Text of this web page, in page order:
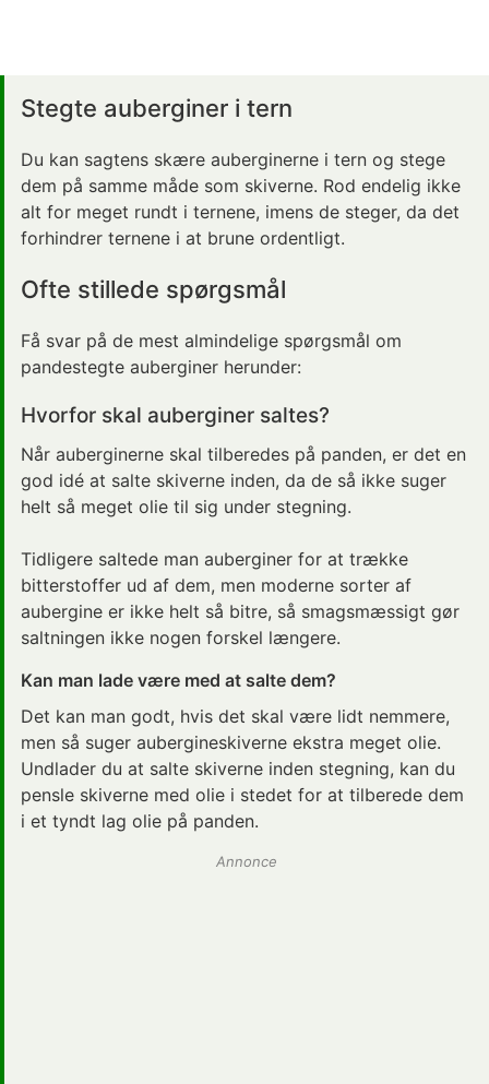
Stegte auberginer i tern
Du kan sagtens skære auberginerne i tern og stege
dem på samme måde som skiverne. Rod endelig ikke
alt for meget rundt i ternene, imens de steger, da det
forhindrer ternene i at brune ordentligt.
Ofte stillede spørgsmål
Få svar på de mest almindelige spørgsmål om
pandestegte auberginer herunder:
Hvorfor skal auberginer saltes?
Når auberginerne skal tilberedes på panden, er det en
god idé at salte skiverne inden, da de så ikke suger
helt så meget olie til sig under stegning.
Tidligere saltede man auberginer for at trække
bitterstoffer ud af dem, men moderne sorter af
aubergine er ikke helt så bitre, så smagsmæssigt gør
saltningen ikke nogen forskel længere.
Kan man lade være med at salte dem?
Det kan man godt, hvis det skal være lidt nemmere,
men så suger aubergineskiverne ekstra meget olie.
Undlader du at salte skiverne inden stegning, kan du
pensle skiverne med olie i stedet for at tilberede dem
i et tyndt lag olie på panden.
Annonce